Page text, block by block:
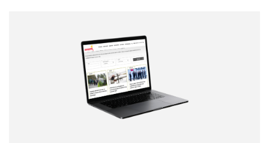
Correo electrónico
Tipo de comentario